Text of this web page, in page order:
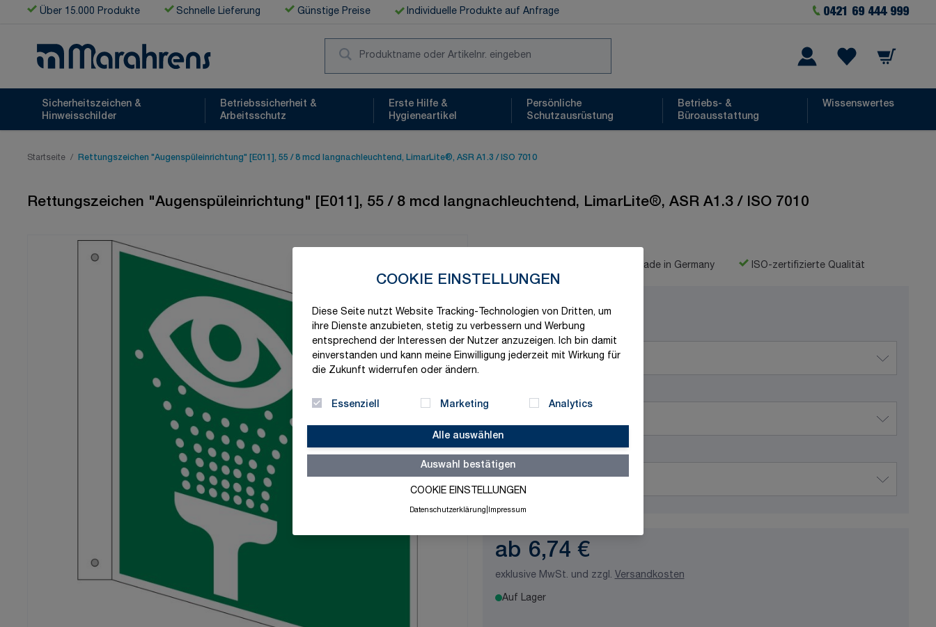
COOKIE EINSTELLUNGEN
Diese Seite nutzt Website Tracking-Technologien von Dritten, um
ihre Dienste anzubieten, stetig zu verbessern und Werbung
entsprechend der Interessen der Nutzer anzuzeigen. Ich bin damit
einverstanden und kann meine Einwilligung jederzeit mit Wirkung für
die Zukunft widerrufen oder ändern.
Essenziell Marketing Analytics
Alle auswählen
Auswahl bestätigen
COOKIE EINSTELLUNGEN
Datenschutzerklärung Impressum
Zum Inhalt springen
Über 15.000 Produkte Schnelle Lieferung Günstige Preise Individuelle Produkte auf Anfrage 0421 69 444 999
Warenkorb
Sicherheitszeichen &
Hinweisschilder
Betriebssicherheit &
Arbeitsschutz
Erste Hilfe &
Hygieneartikel
Persönliche
Schutzausrüstung
Betriebs- &
Büroausstattung
Wissenswertes
Startseite / Rettungszeichen "Augenspüleinrichtung" [E011], 55 / 8 mcd langnachleuchtend, LimarLite®, ASR A1.3 / ISO 7010
Rettungszeichen "Augenspüleinrichtung" [E011], 55 / 8 mcd langnachleuchtend, LimarLite®, ASR A1.3 / ISO 7010
Made in Germany ISO-zertifizierte Qualität
Produktvariation wählen
Maße
Stärke/Tiefe
ab 6,74 €
exklusive MwSt. und zzgl. Versandkosten
Auf Lager